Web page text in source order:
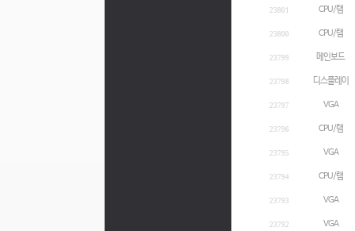
23801 CPU/램
23800 CPU/램
23799 메인보드
23798 디스플레이
23797 VGA
23796 CPU/램
23795 VGA
23794 CPU/램
23793 VGA
23792 VGA